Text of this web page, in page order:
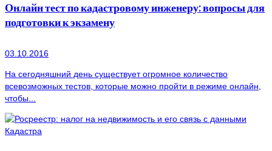
Онлайн тест по кадастровому инженеру: вопросы для
подготовки к экзамену
03.10.2016
На сегодняшний день существует огромное количество
всевозможных тестов, которые можно пройти в режиме онлайн,
чтобы...